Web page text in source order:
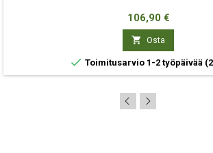
Hinta
106,90 €
 Osta
 Toimitusarvio 1-2 työpäivää